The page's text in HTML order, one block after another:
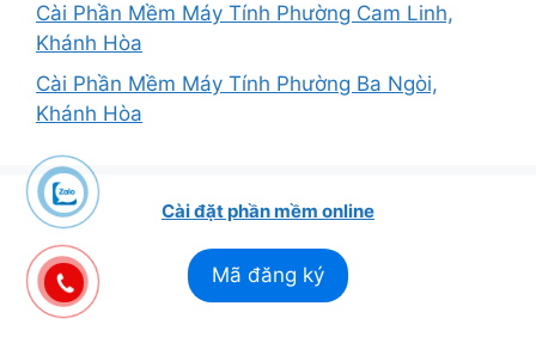
Cài Phần Mềm Máy Tính Phường Cam Linh,
Khánh Hòa
Cài Phần Mềm Máy Tính Phường Ba Ngòi,
Khánh Hòa
Cài đặt phần mềm online
Mã đăng ký